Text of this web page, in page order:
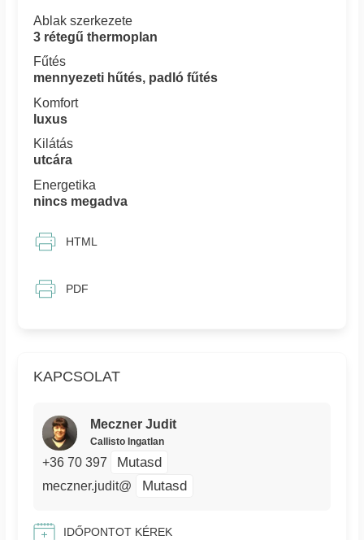
KAPCSOLAT
Meczner Judit
Callisto Ingatlan
+36 70 397 Mutasd
meczner.judit@ Mutasd
IDŐPONTOT KÉREK
Ablak szerkezete
3 rétegű thermoplan
Fűtés
mennyezeti hűtés, padló fűtés
Komfort
luxus
Kilátás
utcára
Energetika
nincs megadva
HTML
PDF